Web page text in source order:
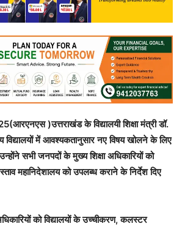
)उत्तराखंड के विद्यालयी शिक्षा मंत्री डॉ.
विद्यालयों में आवश्यकतानुसार नए विषय खोलने के लिए
सभी जनपदों के मुख्य शिक्षा अधिकारियों को
महानिदेशालय को उपलब्ध कराने के निर्देश दिए
को विद्यालयों के उच्चीकरण, कलस्टर